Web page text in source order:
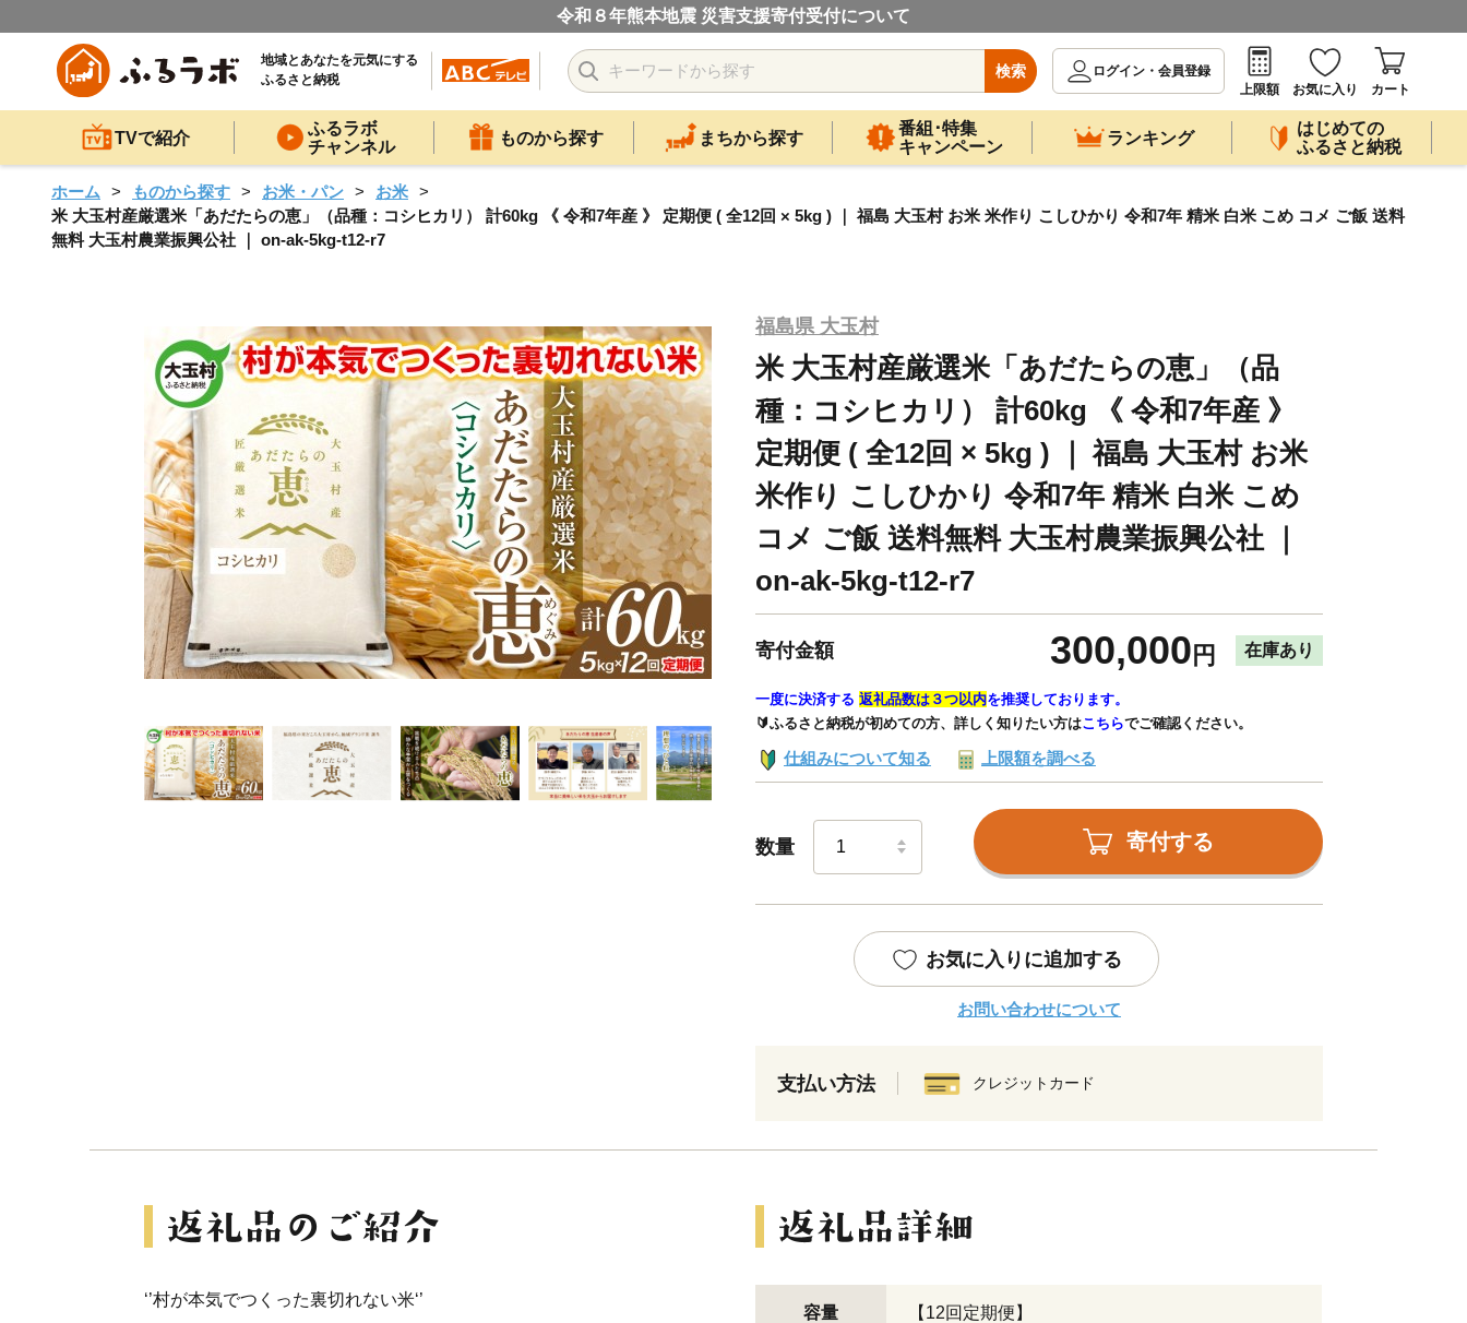
令和８年熊本地震 災害支援寄付受付について
地域とあなたを元気にする
ふるさと納税
検索
ログイン・会員登録
上限額
お気に入り カート
TVで紹介
ふるラボ
チャンネル
ものから探す まちから探す
番組･特集
キャンペーン
ランキング
はじめての
ふるさと納税
ホーム ものから探す お米・パン
お米
米 大玉村産厳選米「あだたらの恵」（品種：コシヒカリ） 計60kg 《 令和7年産 》 定期便 ( 全12回 × 5kg ) ｜ 福島 大玉村 お米 米作り こしひかり 令和7年 精米 白米 こめ コメ ご飯 送料
無料 大玉村農業振興公社 ｜ on-ak-5kg-t12-r7
福島県 大玉村
米 大玉村産厳選米「あだたらの恵」（品
種：コシヒカリ） 計60kg 《 令和7年産 》
定期便 ( 全12回 × 5kg ) ｜ 福島 大玉村 お米
米作り こしひかり 令和7年 精米 白米 こめ
コメ ご飯 送料無料 大玉村農業振興公社 ｜
on-ak-5kg-t12-r7
寄付金額 300,000 円 在庫あり
一度に決済する 返礼品数は３つ以内を推奨しております。
🔰ふるさと納税が初めての方、詳しく知りたい方はこちらでご確認ください。
仕組みについて知る 上限額を調べる
数量 寄付する
お気に入りに追加する
お問い合わせについて
支払い方法 クレジットカード
‘’村が本気でつくった裏切れない米‘’
容量
【12回定期便】